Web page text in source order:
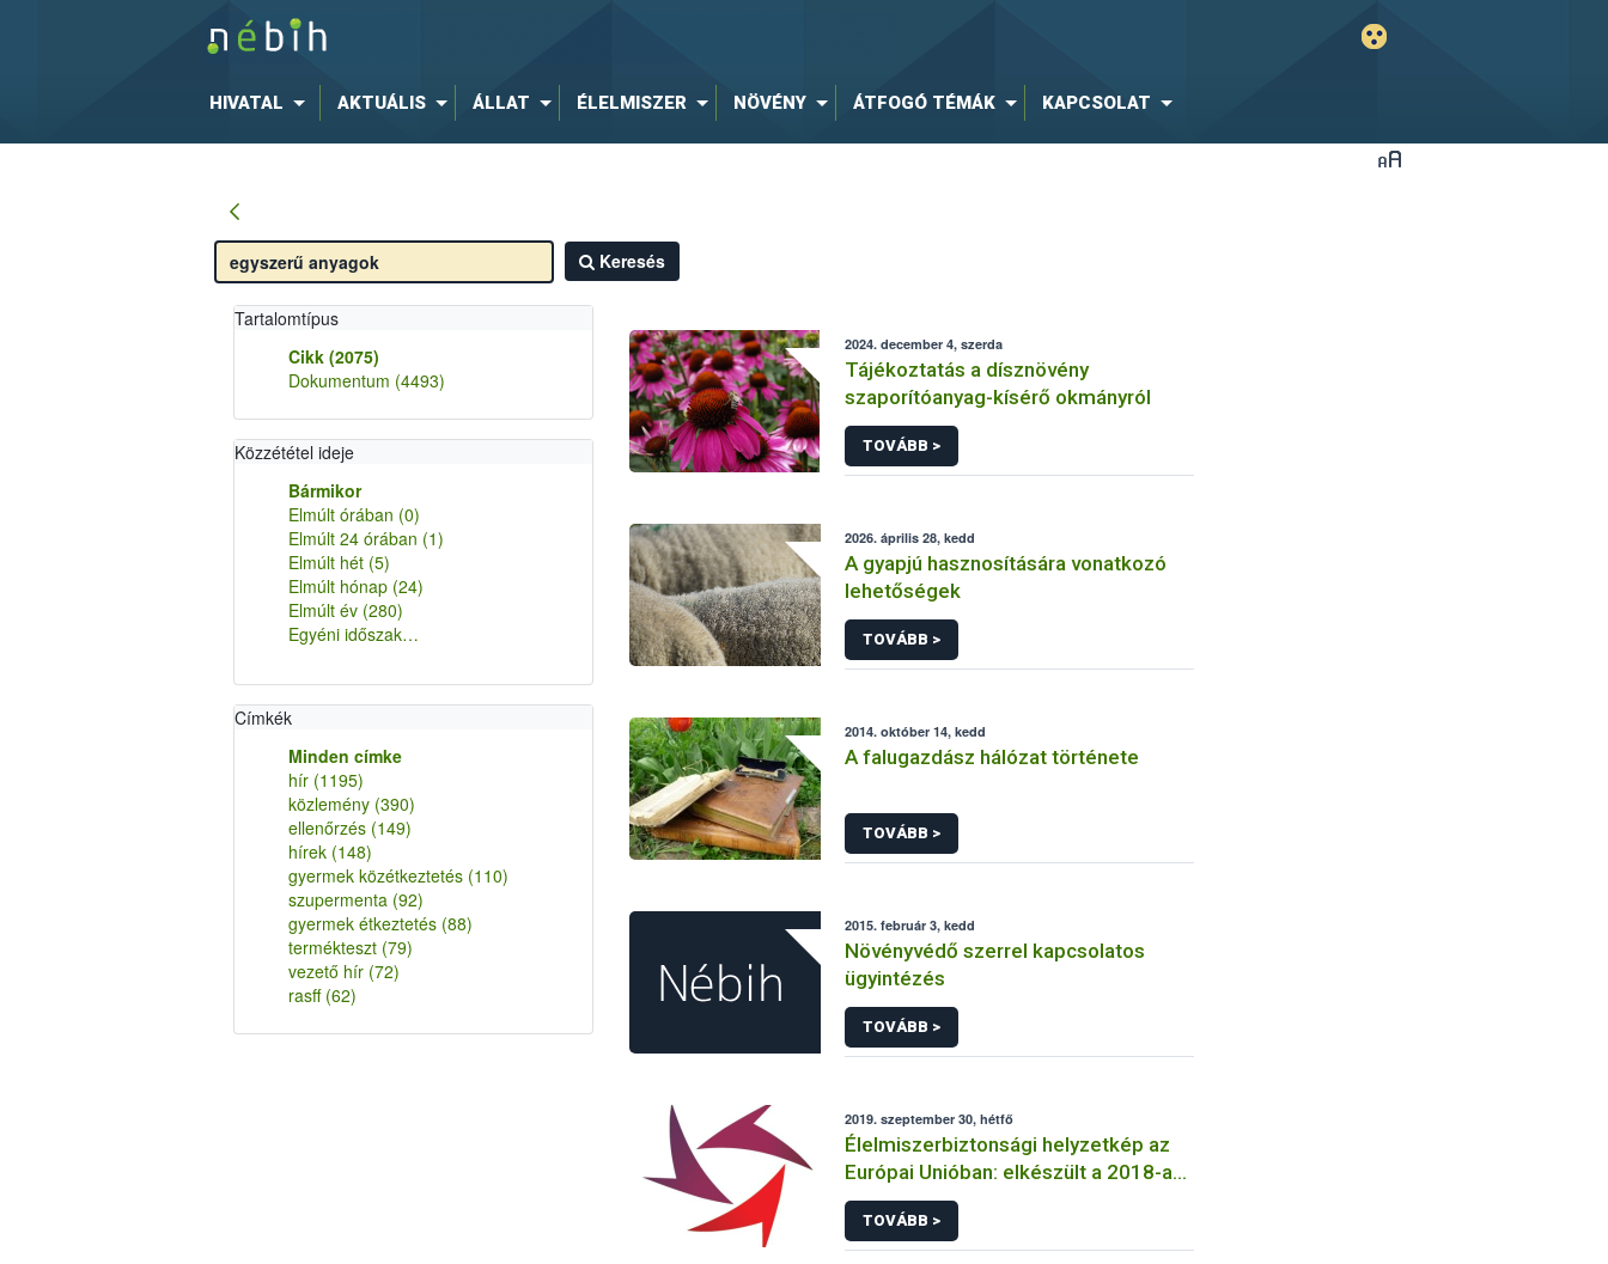
HIVATAL AKTUÁLIS ÁLLAT ÉLELMISZER NÖVÉNY ÁTFOGÓ TÉMÁK KAPCSOLAT
Keresés
Tartalomtípus
Cikk (2075)
Dokumentum (4493)
Közzététel ideje
Bármikor
Elmúlt órában (0)
Elmúlt 24 órában (1)
Elmúlt hét (5)
Elmúlt hónap (24)
Elmúlt év (280)
Egyéni időszak…
Címkék
Minden címke
hír (1195)
közlemény (390)
ellenőrzés (149)
hírek (148)
gyermek közétkeztetés (110)
szupermenta (92)
gyermek étkeztetés (88)
termékteszt (79)
vezető hír (72)
rasff (62)
2024. december 4, szerda
Tájékoztatás a dísznövény
szaporítóanyag-kísérő okmányról
TOVÁBB >
2026. április 28, kedd
A gyapjú hasznosítására vonatkozó
lehetőségek
TOVÁBB >
2014. október 14, kedd
A falugazdász hálózat története
TOVÁBB >
2015. február 3, kedd
Növényvédő szerrel kapcsolatos
ügyintézés
TOVÁBB >
2019. szeptember 30, hétfő
Élelmiszerbiztonsági helyzetkép az
Európai Unióban: elkészült a 2018-as
RASFF jelentés
TOVÁBB >